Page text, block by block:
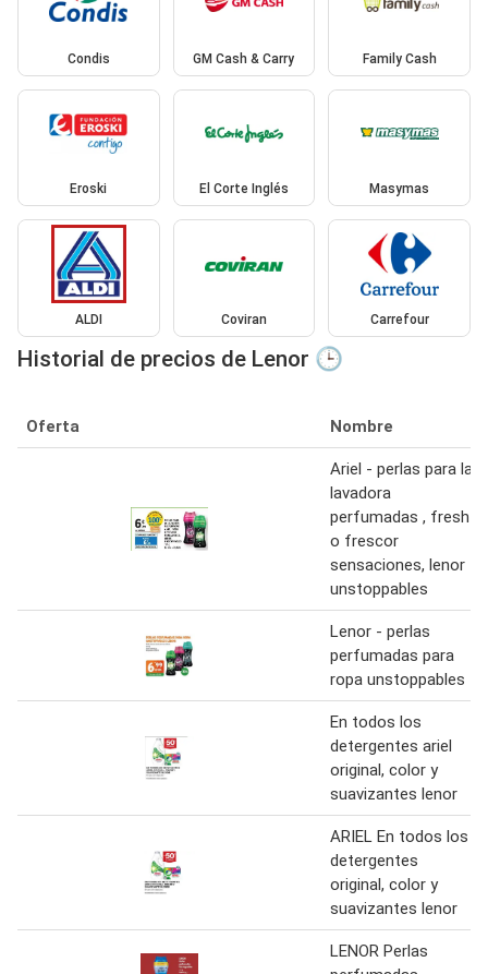
Condis GM Cash & Carry Family Cash
Eroski El Corte Inglés Masymas
ALDI Coviran Carrefour
Historial de precios de Lenor 🕒
Oferta Nombre
Ariel - perlas para la
lavadora
perfumadas , fresh
o frescor
sensaciones, lenor
unstoppables
Lenor - perlas
perfumadas para
ropa unstoppables
En todos los
detergentes ariel
original, color y
suavizantes lenor
ARIEL En todos los
detergentes
original, color y
suavizantes lenor
LENOR Perlas